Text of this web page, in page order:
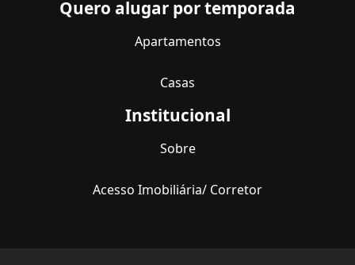
Quero alugar por temporada
Apartamentos
Casas
Institucional
Sobre
Acesso Imobiliária/ Corretor